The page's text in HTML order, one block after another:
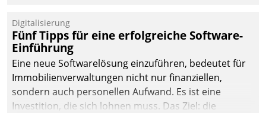
Digitalisierung
Fünf Tipps für eine erfolgreiche Software-
Einführung
Eine neue Softwarelösung einzuführen, bedeutet für
Immobilienverwaltungen nicht nur finanziellen,
sondern auch personellen Aufwand. Es ist eine
Investition, die sich lohnen muss. Das Ziel: die